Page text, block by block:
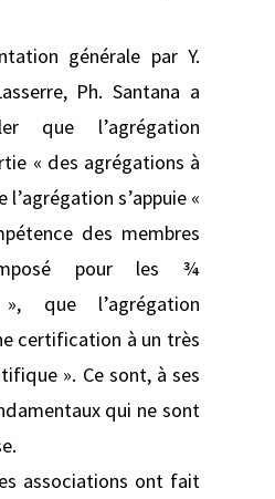
générale par Y.
Ph. Santana a
que l’agrégation
« des agrégations à
s’appuie «
des membres
pour les ¾
», que l’agrégation
certification à un très
». Ce sont, à ses
qui ne sont
associations ont fait